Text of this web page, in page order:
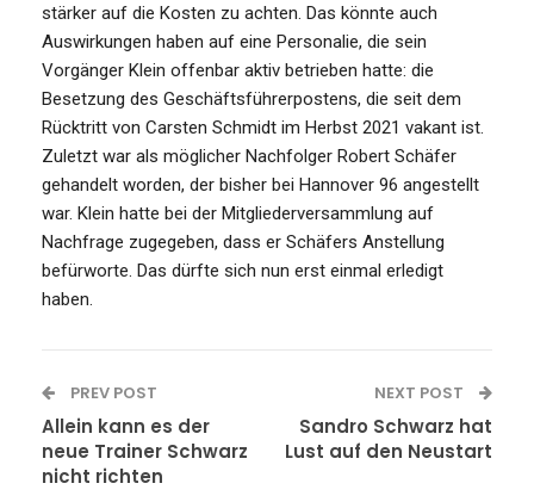
stärker auf die Kosten zu achten. Das könnte auch
Auswirkungen haben auf eine Personalie, die sein
Vorgänger Klein offenbar aktiv betrieben hatte: die
Besetzung des Geschäftsführerpostens, die seit dem
Rücktritt von Carsten Schmidt im Herbst 2021 vakant ist.
Zuletzt war als möglicher Nachfolger Robert Schäfer
gehandelt worden, der bisher bei Hannover 96 angestellt
war. Klein hatte bei der Mitgliederversammlung auf
Nachfrage zugegeben, dass er Schäfers Anstellung
befürworte. Das dürfte sich nun erst einmal erledigt
haben.
PREV POST
Allein kann es der
neue Trainer Schwarz
nicht richten
NEXT POST
Sandro Schwarz hat
Lust auf den Neustart